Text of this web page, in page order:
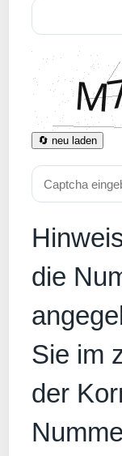
🔄 neu laden
die
Sie im
der